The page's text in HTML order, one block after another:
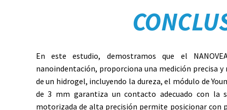
En este estudio, demostramos que el
nanoindentación, proporciona una medición precisa
de un hidrogel, incluyendo la dureza, el módulo de
de 3 mm garantiza un contacto adecuado con la
motorizada de alta precisión permite posicionar con